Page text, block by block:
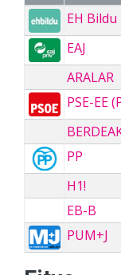
EH Bildu
EAJ
ARALAR
PSE-EE
PP
H1!
EB-B
PUM+J